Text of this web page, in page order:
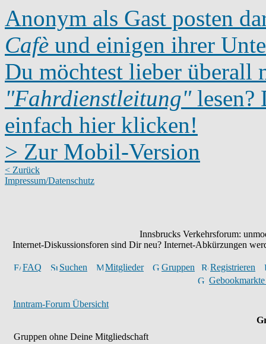
Anonym als Gast posten
Cafè und einigen ihrer
Du möchtest lieber überall
"Fahrdienstleitung"lesen?
einfach hier klicken!
> Zur Mobil-Version
< Zurück
Impressum/Datenschutz
Innsbrucks Verkehrsforum:
Internet-Diskussionsforen sind Dir neu? Internet-Abkürzungen
FAQ Suchen Mitglieder Gruppen
Registrieren
Inntram-Forum Übersicht
Gruppen ohne Deine Mitgliedschaft